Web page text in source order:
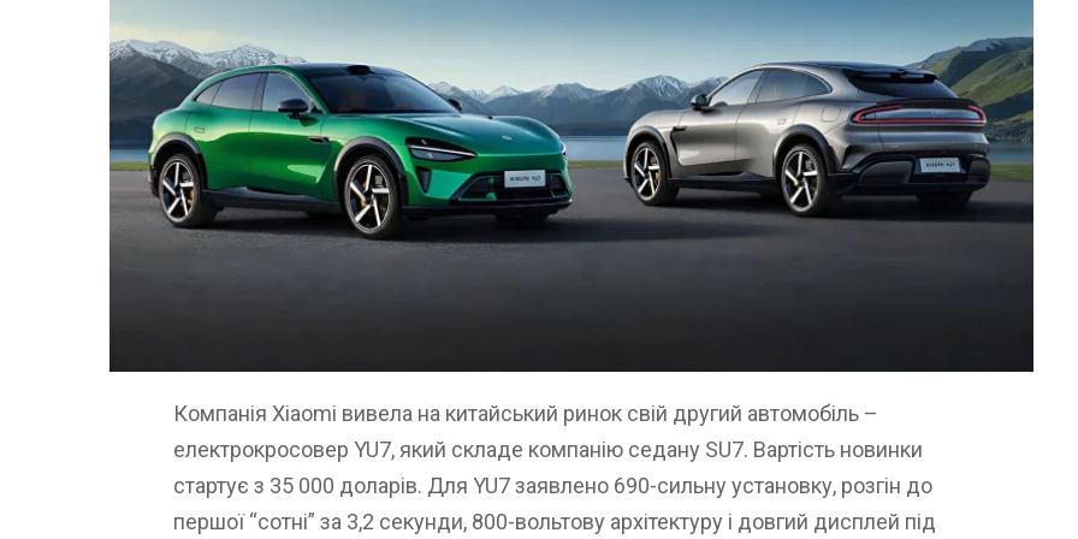
Компанія Xiaomi вивела на китайський ринок свій другий автомобіль –
електрокросовер YU7, який складе компанію седану SU7. Вартість новинки
стартує з 35 000 доларів. Для YU7 заявлено 690-сильну установку, розгін до
першої “сотні” за 3,2 секунди, 800-вольтову архітектуру і довгий дисплей під